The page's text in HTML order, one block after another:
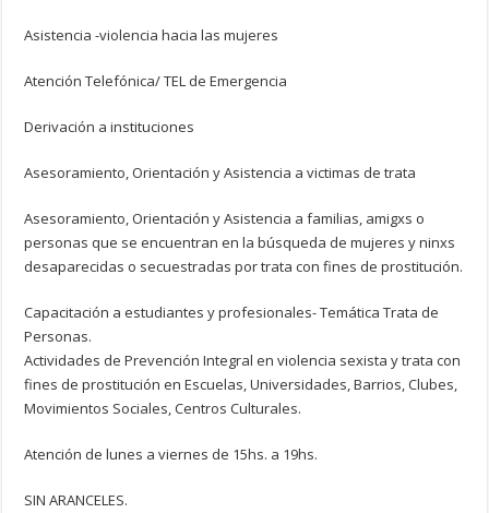
Asistencia -violencia hacia las mujeres
Atención Telefónica/ TEL de Emergencia
Derivación a instituciones
Asesoramiento, Orientación y Asistencia a victimas de trata
Asesoramiento, Orientación y Asistencia a familias, amigxs o
personas que se encuentran en la búsqueda de mujeres y ninxs
desaparecidas o secuestradas por trata con fines de prostitución.
Capacitación a estudiantes y profesionales- Temática Trata de
Personas.
Actividades de Prevención Integral en violencia sexista y trata con
fines de prostitución en Escuelas, Universidades, Barrios, Clubes,
Movimientos Sociales, Centros Culturales.
Atención de lunes a viernes de 15hs. a 19hs.
SIN ARANCELES.